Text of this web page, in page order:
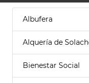
Albufera
Alquería de
Bienestar Social